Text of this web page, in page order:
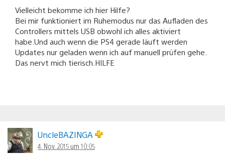
Vielleicht bekomme ich hier Hilfe?
Bei mir funktioniert im Ruhemodus nur das Aufladen des
Controllers mittels USB obwohl ich alles aktiviert
habe.Und auch wenn die PS4 gerade läuft werden
Updates nur geladen wenn ich auf manuell prüfen gehe.
Das nervt mich tierisch.HILFE
UncleBAZINGA
4. Nov. 2015 um 10:05